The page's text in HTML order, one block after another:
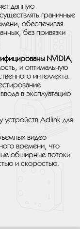
данную
граничные
обеспечивая
без привязки
NVIDIA,
и оптимальную
интеллекта.
в эксплуатацию
устройств Adlink для
видео
времени, что
обширные потоки
и скоростью.